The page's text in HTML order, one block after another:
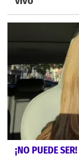
¡NO PUEDE SER!